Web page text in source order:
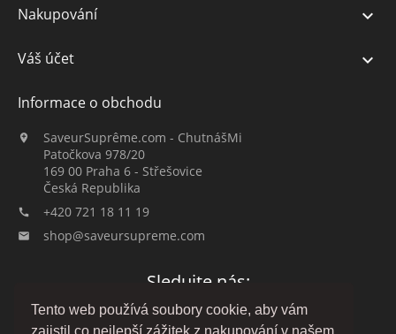
Tento web používá soubory cookie, aby vám
zajistil co nejlepší zážitek z nakupování v našem
Nakupování 
Váš účet 
Informace o obchodu

SaveurSuprême.com - ChutnášMi
Patočkova 978/20
169 00 Praha 6 - Střešovice
Česká Republika
 +420 721 18 11 19
 shop@saveursupreme.com
Sledujte nás: